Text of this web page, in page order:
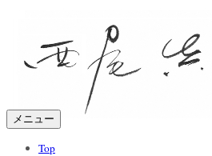
へメニュー
Top